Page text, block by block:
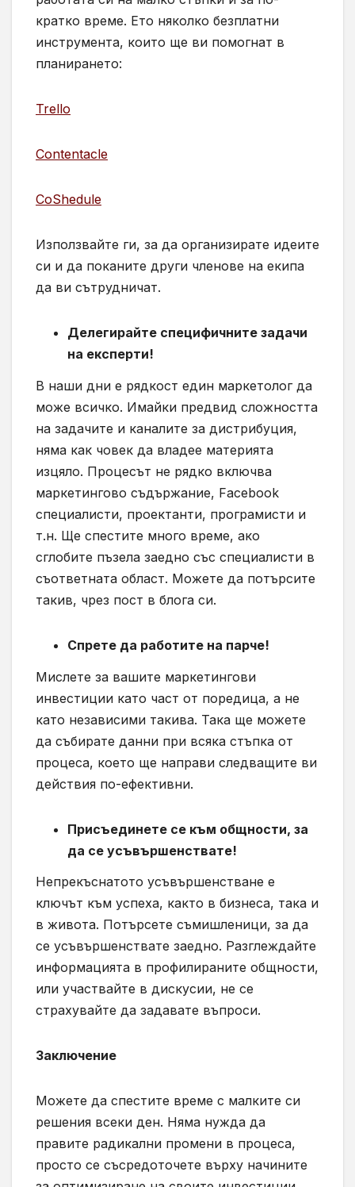
кратко време. Ето няколко безплатни
инструмента, които ще ви помогнат в
планирането:
Trello
Contentacle
CoShedule
Използвайте ги, за да организирате идеите
си и да поканите други членове на екипа
да ви сътрудничат.
Делегирайте специфичните задачи
на експерти!
В наши дни е рядкост един маркетолог да
може всичко. Имайки предвид сложността
на задачите и каналите за дистрибуция,
няма как човек да владее материята
изцяло. Процесът не рядко включва
маркетингово съдържание, Facebook
специалисти, проектанти, програмисти и
т.н. Ще спестите много време, ако
сглобите пъзела заедно със специалисти в
съответната област. Можете да потърсите
такив, чрез пост в блога си.
Спрете да работите на парче!
Мислете за вашите маркетингови
инвестиции като част от поредица, а не
като независими такива. Така ще можете
да събирате данни при всяка стъпка от
процеса, което ще направи следващите ви
действия по-ефективни.
Присъединете се към общности, за
да се усъвършенствате!
Непрекъснатото усъвършенстване е
ключът към успеха, както в бизнеса, така и
в живота. Потърсете съмишленици, за да
се усъвършенствате заедно. Разглеждайте
информацията в профилираните общности,
или участвайте в дискусии, не се
страхувайте да задавате въпроси.
Заключение
Можете да спестите време с малките си
решения всеки ден. Няма нужда да
правите радикални промени в процеса,
просто се съсредоточете върху начините